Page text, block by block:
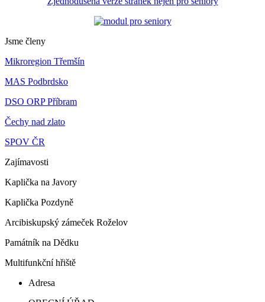
Jsme členy
Mikroregion Třemšín
MAS Podbrdsko
DSO ORP Příbram
Čechy nad zlato
SPOV ČR
Zajímavosti
Kaplička na Javory
Kaplička Pozdyně
Arcibiskupský zámeček Roželov
Památník na Dědku
Multifunkční hřiště
Adresa